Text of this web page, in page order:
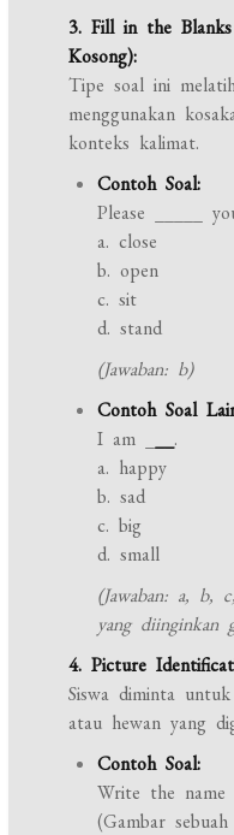
3. Fill in the
Kosong):
Tipe soal ini
menggunakan
konteks kalimat.
Contoh Soal:
Please _____
a. close
b. open
c. sit
d. stand
(Jawaban: b)
Contoh Soal
I am _
.
a. happy
b. sad
c. big
d. small
(Jawaban: a, b,
yang diinginkan
4. Picture
Siswa diminta
atau hewan yang
Contoh Soal:
Write the
(Gambar